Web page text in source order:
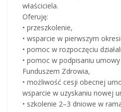
właściciela.
Oferuję:
• przeszkolenie,
• wsparcie w pierwszym
• pomoc w rozpoczęciu
• pomoc w podpisaniu
Funduszem Zdrowia,
• możliwość cesji obecnej
wsparcie w uzyskaniu nowej
• szkolenie 2–3 dniowe w